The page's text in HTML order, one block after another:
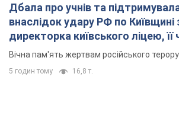
Дбала про учнів та
внаслідок удару РФ по Київщині
директорка київського ліцею, її
Вічна пам'ять жертвам російського терору
5 годин тому 16,8 т.